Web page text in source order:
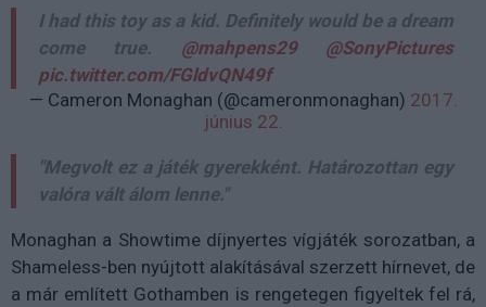
I had this toy as a kid. Definitely would be a dream
come true. @mahpens29
@SonyPictures
pic.twitter.com/FGldvQN49f
— Cameron Monaghan (@cameronmonaghan) 2017.
június 22.
"Megvolt ez a játék gyerekként. Határozottan egy
valóra vált álom lenne."
Monaghan a Showtime díjnyertes vígjáték sorozatban, a
Shameless-ben nyújtott alakításával szerzett hírnevet, de
a már említett Gothamben is rengetegen figyeltek fel rá,